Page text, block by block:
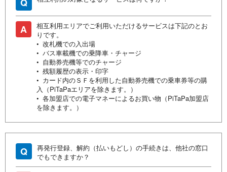
Q
A
相互利用エリアでご利用いただけるサービスは下記のとお
りです。
• 改札機での入出場
• バス車載機での乗降車・チャージ
• 自動券売機等でのチャージ
• 残額履歴の表示・印字
• カード内のＳＦを利用した自動券売機での乗車券等の購
入（PiTaPaエリアを除きます。）
• 各加盟店での電子マネーによるお買い物（PiTaPa加盟店
を除きます。）
Q
再発行登録、解約（払いもどし）の手続きは、他社の窓口
でもできますか？